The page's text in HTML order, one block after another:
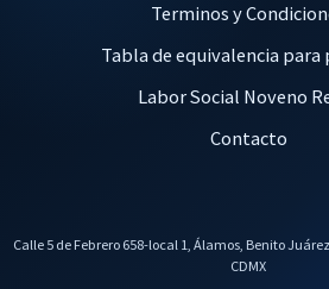
Terminos y
Tabla de equivalencia para
Labor Social Noveno
Contacto
Calle 5 de Febrero 658-local 1, Álamos, Benito
CDMX